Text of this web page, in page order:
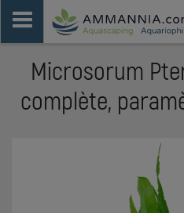
Microsorum
complète,